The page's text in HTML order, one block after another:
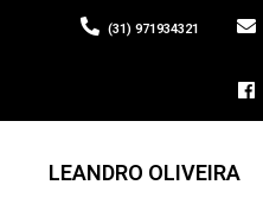
(31) 971934321
LEANDRO OLIVEIRA